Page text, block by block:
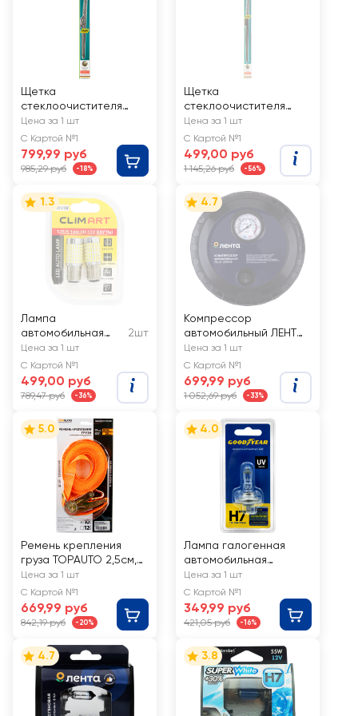
Щетка
стеклоочистителя
HEYNER Hybrid
450мм/18", Арт.
028000
Цена за 1 шт
С Картой №1
799,99 руб
985,29 руб -18%
Щетка
стеклоочистителя
HEYNER Hybrid
560мм/22", Арт.
032000
Цена за 1 шт
С Картой №1
499,00 руб
1 145,26 руб -56%
1.3
Лампа
автомобильная
светодиодная
CLIM ART T25/5
144LED 12V BAY15d
(P21/5W)/к-т
2шт
Цена за 1 шт
С Картой №1
499,00 руб
789,47 руб -36%
4.7
Компрессор
автомобильный ЛЕНТА
RLA-0008
Цена за 1 шт
С Картой №1
699,99 руб
1 052,69 руб -33%
5.0
Ремень крепления
груза TOPAUTO 2,5см,
лента, 800/1600кг, 10м
Цена за 1 шт
С Картой №1
669,99 руб
842,19 руб -20%
4.0
Лампа галогенная
автомобильная
GOODYEAR Н7 12V
55W PX26d
Цена за 1 шт
С Картой №1
349,99 руб
421,05 руб -16%
4.7 3.8